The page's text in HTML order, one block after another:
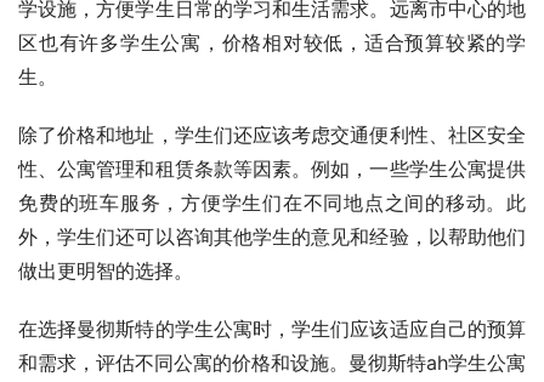
学设施，方便学生日常的学习和生活需求。远离市中心的地
区也有许多学生公寓，价格相对较低，适合预算较紧的学
生。
除了价格和地址，学生们还应该考虑交通便利性、社区安全
性、公寓管理和租赁条款等因素。例如，一些学生公寓提供
免费的班车服务，方便学生们在不同地点之间的移动。此
外，学生们还可以咨询其他学生的意见和经验，以帮助他们
做出更明智的选择。
在选择曼彻斯特的学生公寓时，学生们应该适应自己的预算
和需求，评估不同公寓的价格和设施。曼彻斯特ah学生公寓